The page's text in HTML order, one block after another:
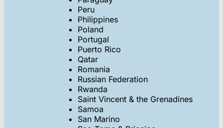
Peru
Philippines
Poland
Portugal
Puerto Rico
Qatar
Romania
Russian Federation
Rwanda
Saint Vincent & the Grenadines
Samoa
San Marino